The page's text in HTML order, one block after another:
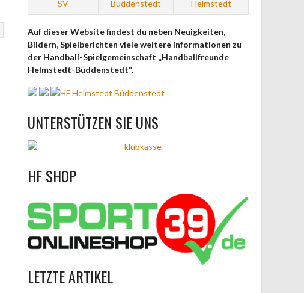
Auf dieser Website findest du neben Neuigkeiten,
Bildern, Spielberichten viele weitere Informationen zu
der Handball-Spielgemeinschaft „Handballfreunde
Helmstedt-Büddenstedt“.
UNTERSTÜTZEN SIE UNS
HF SHOP
LETZTE ARTIKEL